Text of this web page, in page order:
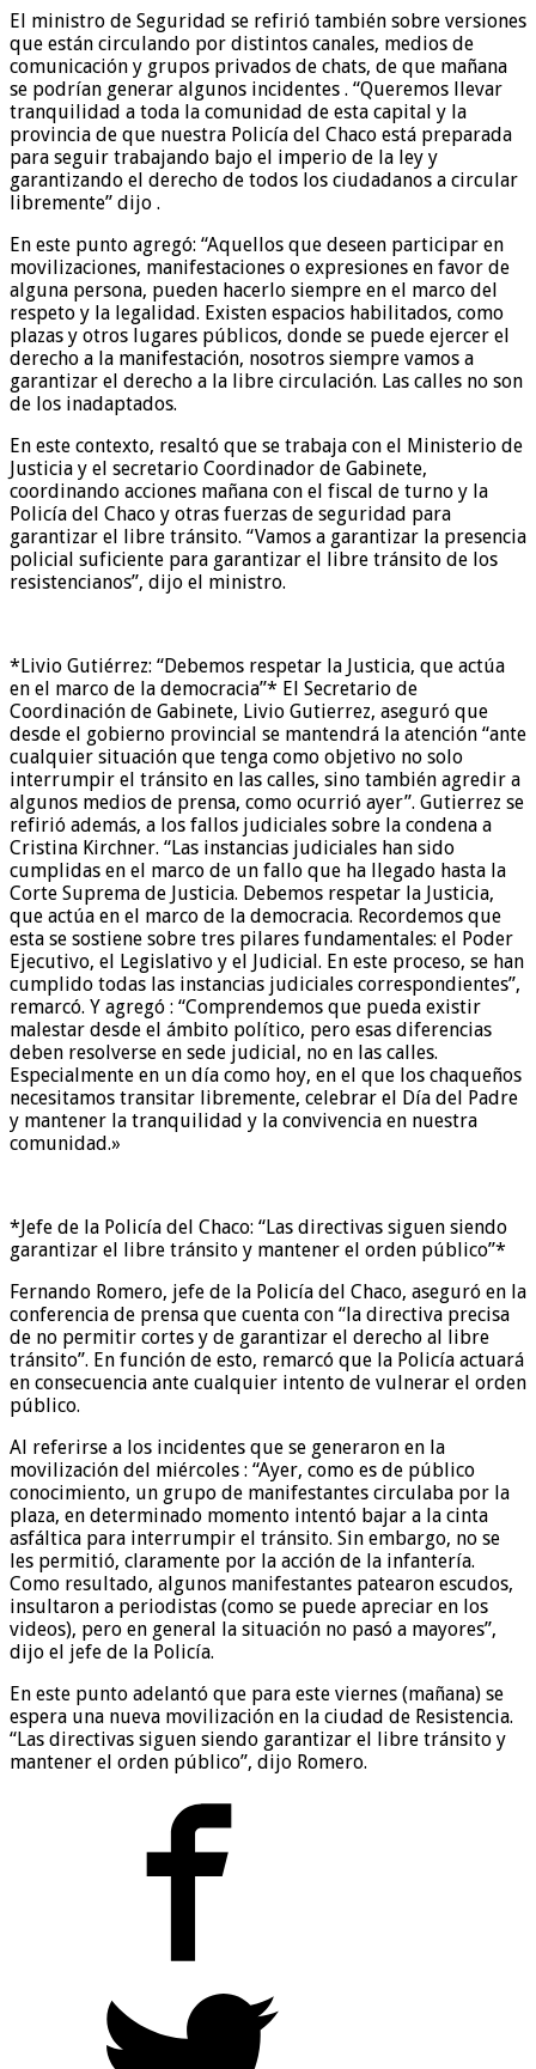
El ministro de Seguridad se refirió también sobre versiones
que están circulando por distintos canales, medios de
comunicación y grupos privados de chats, de que mañana
se podrían generar algunos incidentes . “Queremos llevar
tranquilidad a toda la comunidad de esta capital y la
provincia de que nuestra Policía del Chaco está preparada
para seguir trabajando bajo el imperio de la ley y
garantizando el derecho de todos los ciudadanos a circular
libremente” dijo .
En este punto agregó: “Aquellos que deseen participar en
movilizaciones, manifestaciones o expresiones en favor de
alguna persona, pueden hacerlo siempre en el marco del
respeto y la legalidad. Existen espacios habilitados, como
plazas y otros lugares públicos, donde se puede ejercer el
derecho a la manifestación, nosotros siempre vamos a
garantizar el derecho a la libre circulación. Las calles no son
de los inadaptados.
En este contexto, resaltó que se trabaja con el Ministerio de
Justicia y el secretario Coordinador de Gabinete,
coordinando acciones mañana con el fiscal de turno y la
Policía del Chaco y otras fuerzas de seguridad para
garantizar el libre tránsito. “Vamos a garantizar la presencia
policial suficiente para garantizar el libre tránsito de los
resistencianos”, dijo el ministro.
*Livio Gutiérrez: “Debemos respetar la Justicia, que actúa
en el marco de la democracia”* El Secretario de
Coordinación de Gabinete, Livio Gutierrez, aseguró que
desde el gobierno provincial se mantendrá la atención “ante
cualquier situación que tenga como objetivo no solo
interrumpir el tránsito en las calles, sino también agredir a
algunos medios de prensa, como ocurrió ayer”. Gutierrez se
refirió además, a los fallos judiciales sobre la condena a
Cristina Kirchner. “Las instancias judiciales han sido
cumplidas en el marco de un fallo que ha llegado hasta la
Corte Suprema de Justicia. Debemos respetar la Justicia,
que actúa en el marco de la democracia. Recordemos que
esta se sostiene sobre tres pilares fundamentales: el Poder
Ejecutivo, el Legislativo y el Judicial. En este proceso, se han
cumplido todas las instancias judiciales correspondientes”,
remarcó. Y agregó : “Comprendemos que pueda existir
malestar desde el ámbito político, pero esas diferencias
deben resolverse en sede judicial, no en las calles.
Especialmente en un día como hoy, en el que los chaqueños
necesitamos transitar libremente, celebrar el Día del Padre
y mantener la tranquilidad y la convivencia en nuestra
comunidad.»
*Jefe de la Policía del Chaco: “Las directivas siguen siendo
garantizar el libre tránsito y mantener el orden público”*
Fernando Romero, jefe de la Policía del Chaco, aseguró en la
conferencia de prensa que cuenta con “la directiva precisa
de no permitir cortes y de garantizar el derecho al libre
tránsito”. En función de esto, remarcó que la Policía actuará
en consecuencia ante cualquier intento de vulnerar el orden
público.
Al referirse a los incidentes que se generaron en la
movilización del miércoles : “Ayer, como es de público
conocimiento, un grupo de manifestantes circulaba por la
plaza, en determinado momento intentó bajar a la cinta
asfáltica para interrumpir el tránsito. Sin embargo, no se
les permitió, claramente por la acción de la infantería.
Como resultado, algunos manifestantes patearon escudos,
insultaron a periodistas (como se puede apreciar en los
videos), pero en general la situación no pasó a mayores”,
dijo el jefe de la Policía.
En este punto adelantó que para este viernes (mañana) se
espera una nueva movilización en la ciudad de Resistencia.
“Las directivas siguen siendo garantizar el libre tránsito y
mantener el orden público”, dijo Romero.